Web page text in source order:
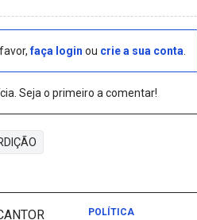
faça login ou crie a sua conta
Seja o primeiro a comentar!
POLÍTICA